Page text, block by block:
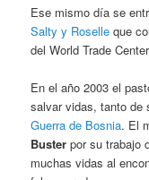
Ese mismo día se
Salty y Roselle que
del World Trade
En el año 2003 el
salvar vidas, tanto de
Guerra de Bosnia. El
Buster por su trabajo
muchas vidas al